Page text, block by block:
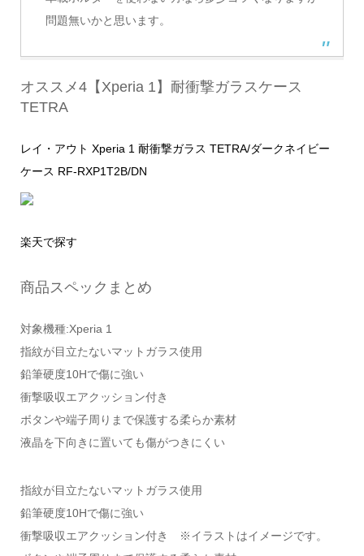
問題無いかと思います。
オススメ4【Xperia 1】耐衝撃ガラスケース
TETRA
レイ・アウト Xperia 1 耐衝撃ガラス TETRA/ダークネイビー
ケース RF-RXP1T2B/DN
楽天で探す
商品スペックまとめ
対象機種:Xperia 1
指紋が目立たないマットガラス使用
鉛筆硬度10Hで傷に強い
衝撃吸収エアクッション付き
ボタンや端子周りまで保護する柔らか素材
液晶を下向きに置いても傷がつきにくい
指紋が目立たないマットガラス使用
鉛筆硬度10Hで傷に強い
衝撃吸収エアクッション付き ※イラストはイメージです。